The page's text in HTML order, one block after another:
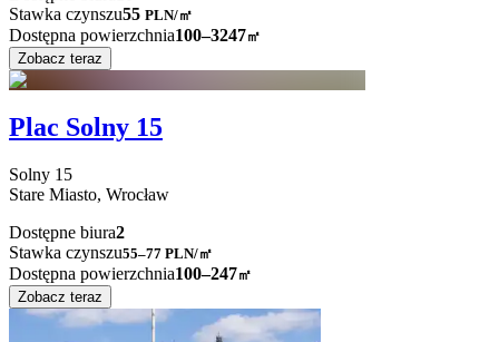
Stawka czynszu55 PLN/㎡
Dostępna powierzchnia100–3247㎡
Zobacz teraz
Plac Solny 15
Solny 15
Stare Miasto, Wrocław
Dostępne biura2
Stawka czynszu55–77 PLN/㎡
Dostępna powierzchnia100–247㎡
Zobacz teraz